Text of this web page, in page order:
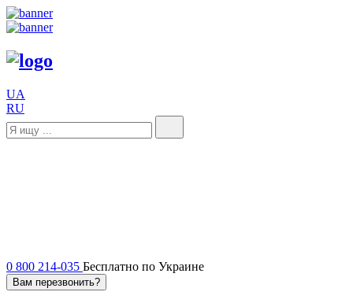
UA
RU
0 800 214-035 Бесплатно по Украине
Вам перезвонить?